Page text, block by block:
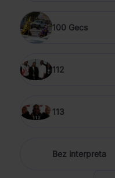
100 Gecs
112
113
Bez interpreta